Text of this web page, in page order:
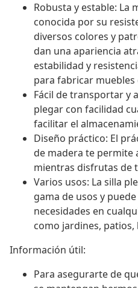
Robusta y estable: La
conocida por su
diversos colores y
dan una apariencia
estabilidad y
para fabricar
Fácil de transportar y
plegar con facilidad
facilitar el
Diseño práctico: El
de madera te permite
mientras disfrutas de
Varios usos: La silla
gama de usos y
necesidades en
como jardines, patios,
Información útil:
Para asegurarte de